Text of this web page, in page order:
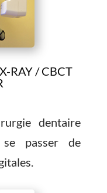
RAY / CBCT
dentaire
se passer de